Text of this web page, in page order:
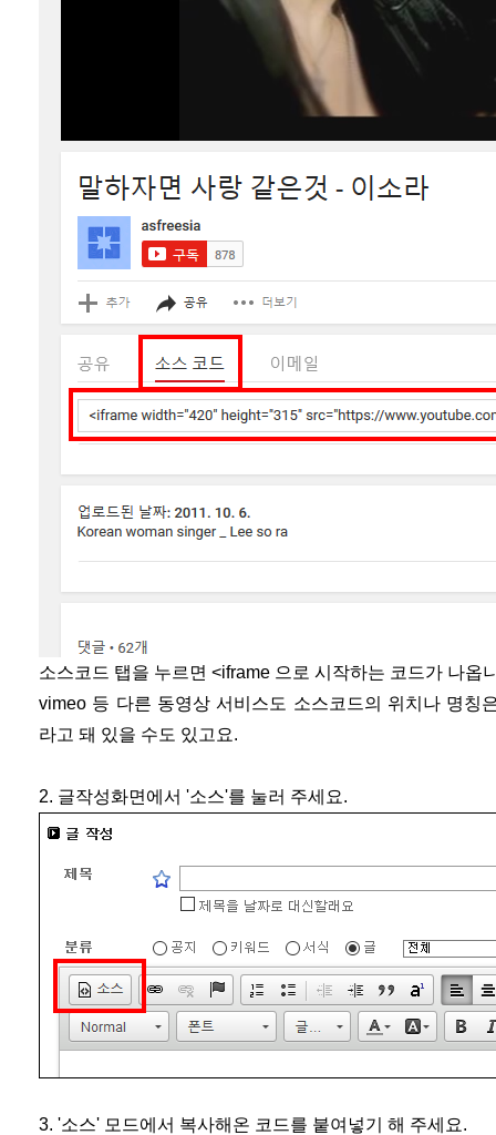
소스코드 탭을 누르면 <iframe 으로 시작하는 코드가 나옵
vimeo 등 다른 동영상 서비스도 소스코드의 위치나 명칭
라고 돼 있을 수도 있고요.
2. 글작성화면에서 '소스'를 눌러 주세요.
3. '소스' 모드에서 복사해온 코드를 붙여넣기 해 주세요.